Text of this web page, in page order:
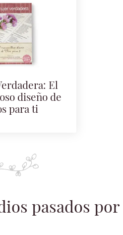
El
diseño de
para ti
pasados por